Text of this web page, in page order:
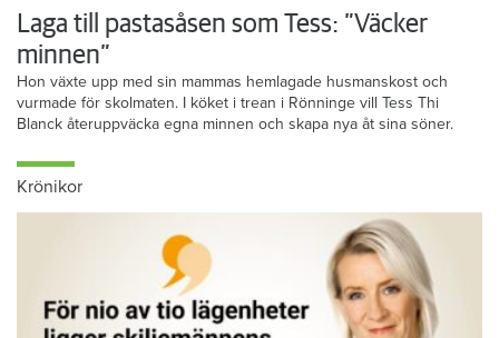
Laga till pastasåsen som Tess: ”Väcker
minnen”
Hon växte upp med sin mammas hemlagade husmanskost och
vurmade för skolmaten. I köket i trean i Rönninge vill Tess Thi
Blanck återuppväcka egna minnen och skapa nya åt sina söner.
Krönikor